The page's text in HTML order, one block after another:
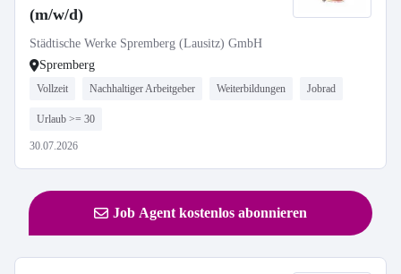
(m/w/d)
Städtische Werke Spremberg (Lausitz) GmbH
Spremberg
Vollzeit Nachhaltiger Arbeitgeber Weiterbildungen Jobrad
Urlaub >= 30
30.07.2026
Job Agent kostenlos abonnieren